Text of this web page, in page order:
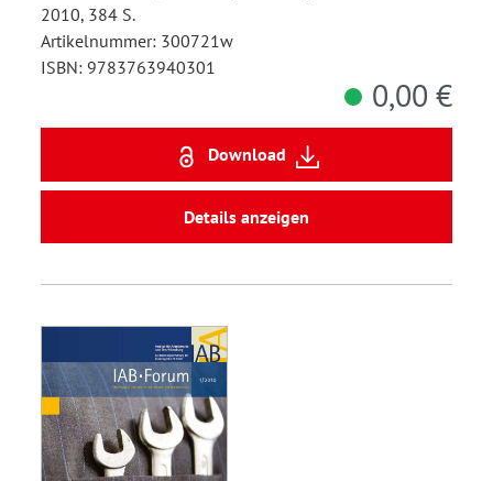
2010, 384 S.
Artikelnummer: 300721w
ISBN: 9783763940301
0,00 €
Download
Details anzeigen